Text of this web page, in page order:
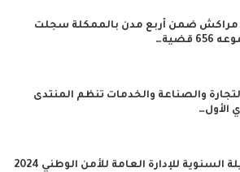
: مراكش ضمن أربع مدن بالممكلة سجلت
قضية…
والصناعة والخدمات تنظم المنتدى
الأول…
السنوية للإدارة العامة للأمن الوطني 2024